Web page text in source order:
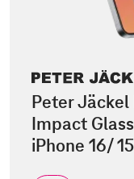
Peter Jäckel
Impact
iPhone 16/ 15